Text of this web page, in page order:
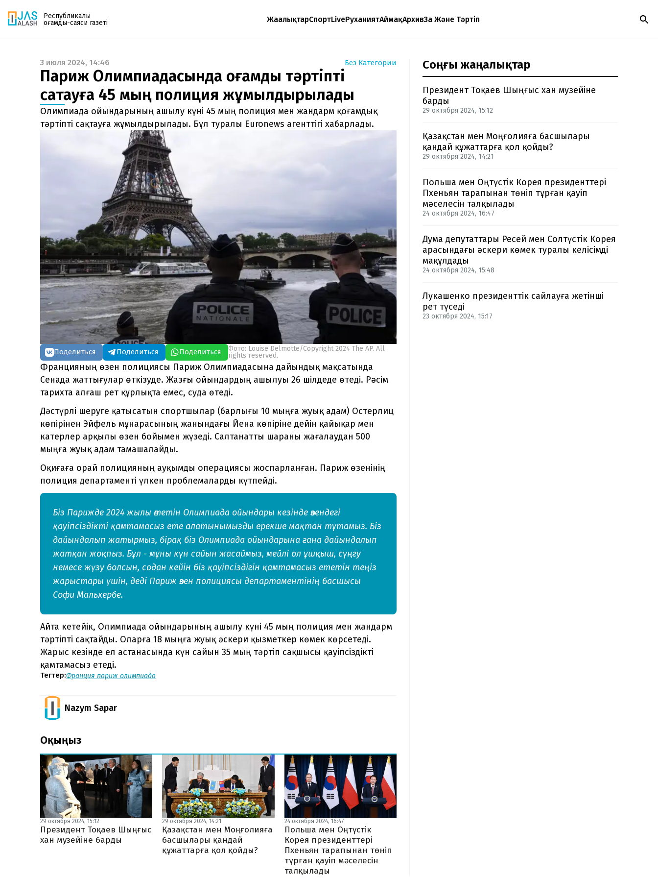
Республикалық
қоғамдық-саяси газеті
ЖаңалықтарСпортLiveРуханиятАймақАрхивЗаң Және Тәртіп
Газетке жазылу
PDF форматтағы газетті ай сайын электронды
поштаңызға алып отырыңыз. Жаңа нөмір
шыққан сәтте сізге бірден жіберіледі. Тек email
енгізіңіз, біз қалғанын өзіміз жібереміз.
3 июля 2024, 14:46 Без Категории
Париж Олимпиадасында қоғамдық тәртіпті
сақтауға 45 мың полиция жұмылдырылады
Олимпиада ойындарының ашылу күні 45 мың полиция мен жандарм қоғамдық
тәртіпті сақтауға жұмылдырылады. Бұл туралы Euronews агенттігі хабарлады.
Поделиться Поделиться Поделиться
Фото: Louise Delmotte/Copyright 2024 The AP. All
rights reserved.
Францияның өзен полициясы Париж Олимпиадасына дайындық мақсатында
Сенада жаттығулар өткізуде. Жазғы ойындардың ашылуы 26 шілдеде өтеді. Рәсім
тарихта алғаш рет құрлықта емес, суда өтеді.
Дәстүрлі шеруге қатысатын спортшылар (барлығы 10 мыңға жуық адам) Остерлиц
көпірінен Эйфель мұнарасының жанындағы Йена көпіріне дейін қайықар мен
катерлер арқылы өзен бойымен жүзеді. Салтанатты шараны жағалаудан 500
мыңға жуық адам тамашалайды.
Оқиғаға орай полицияның ауқымды операциясы жоспарланған. Париж өзенінің
полиция департаменті үлкен проблемаларды күтпейді.
Біз Парижде 2024 жылы өтетін Олимпиада ойындары кезінде өзендегі
қауіпсіздікті қамтамасыз ете алатынымызды ерекше мақтан тұтамыз. Біз
дайындалып жатырмыз, бірақ біз Олимпиада ойындарына ғана дайындалып
жатқан жоқпыз. Бұл - мұны күн сайын жасаймыз, мейлі ол ұшқыш, сүңгу
немесе жүзу болсын, содан кейін біз қауіпсіздігін қамтамасыз ететін теңіз
жарыстары үшін, деді Париж өзен полициясы департаментінің басшысы
Софи Мальхербе.
Айта кетейік, Олимпиада ойындарының ашылу күні 45 мың полиция мен жандарм
тәртіпті сақтайды. Оларға 18 мыңға жуық әскери қызметкер көмек көрсетеді.
Жарыс кезінде ел астанасында күн сайын 35 мың тәртіп сақшысы қауіпсіздікті
қамтамасыз етеді.
Тегтер:Франция париж олимпиада
Nazym Sapar
Оқыңыз
29 октября 2024, 15:12
Президент Тоқаев Шыңғыс
хан музейіне барды
29 октября 2024, 14:21
Қазақстан мен Моңғолияға
басшылары қандай
құжаттарға қол қойды?
24 октября 2024, 16:47
Польша мен Оңтүстік
Корея президенттері
Пхеньян тарапынан төніп
тұрған қауіп мәселесін
талқылады
Соңғы жаңалықтар
Президент Тоқаев Шыңғыс хан музейіне
барды
29 октября 2024, 15:12
Қазақстан мен Моңғолияға басшылары
қандай құжаттарға қол қойды?
29 октября 2024, 14:21
Польша мен Оңтүстік Корея президенттері
Пхеньян тарапынан төніп тұрған қауіп
мәселесін талқылады
24 октября 2024, 16:47
Дума депутаттары Ресей мен Солтүстік Корея
арасындағы әскери көмек туралы келісімді
мақұлдады
24 октября 2024, 15:48
Лукашенко президенттік сайлауға жетінші
рет түседі
23 октября 2024, 15:17